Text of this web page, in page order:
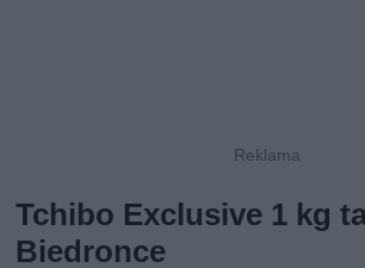
Tchibo Exclusive 1 kg
Biedronce